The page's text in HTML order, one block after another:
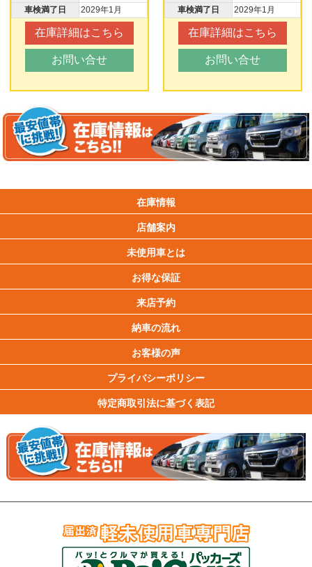
車検満了日
2029年1月
在庫詳細はこちら
お問い合せ
車検満了日
2029年1月
在庫詳細はこちら
お問い合せ
在庫情報
店舗案内
未使用車とは
お得な保証
来店予約
納車の流れ
お客様の声
プライバシーポリシー
特定商取引法に基づく表記